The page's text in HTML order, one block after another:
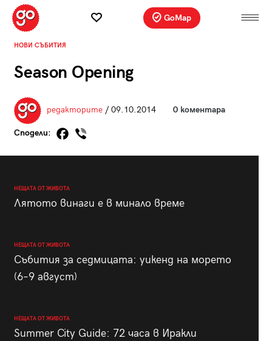
GoMap
НОВИ СЪБИТИЯ
Season Opening
редакторите/ 09.10.2014 0 коментара
Сподели:
НЕЩАТА ОТ ЖИВОТА
Лятото винаги е в минало време
НЕЩАТА ОТ ЖИВОТА
Събития за седмицата: уикенд на морето
(6–9 август)
НЕЩАТА ОТ ЖИВОТА
Summer City Guide: 72 часа в Иракли